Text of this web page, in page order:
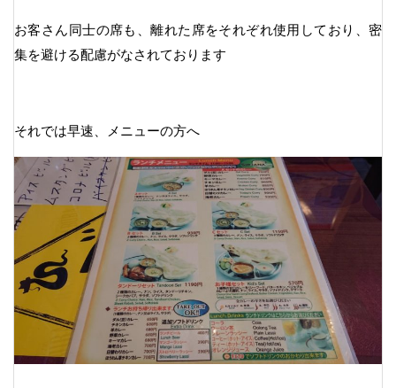
お客さん同士の席も、離れた席をそれぞれ使用しており、密
集を避ける配慮がなされております
それでは早速、メニューの方へ